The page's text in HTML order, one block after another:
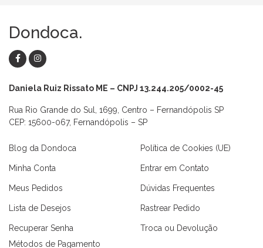
Dondoca.
Daniela Ruiz Rissato ME – CNPJ 13.244.205/0002-45
Rua Rio Grande do Sul, 1699, Centro – Fernandópolis SP
CEP: 15600-067, Fernandópolis – SP
Blog da Dondoca
Minha Conta
Meus Pedidos
Lista de Desejos
Recuperar Senha
Política de Cookies (UE)
Entrar em Contato
Dúvidas Frequentes
Rastrear Pedido
Troca ou Devolução
Métodos de Pagamento